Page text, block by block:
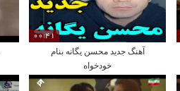
00:41
آهنگ جدید محسن یگانه بنام
خودخواه